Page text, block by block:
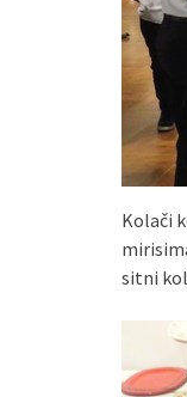
Kolači
sitni